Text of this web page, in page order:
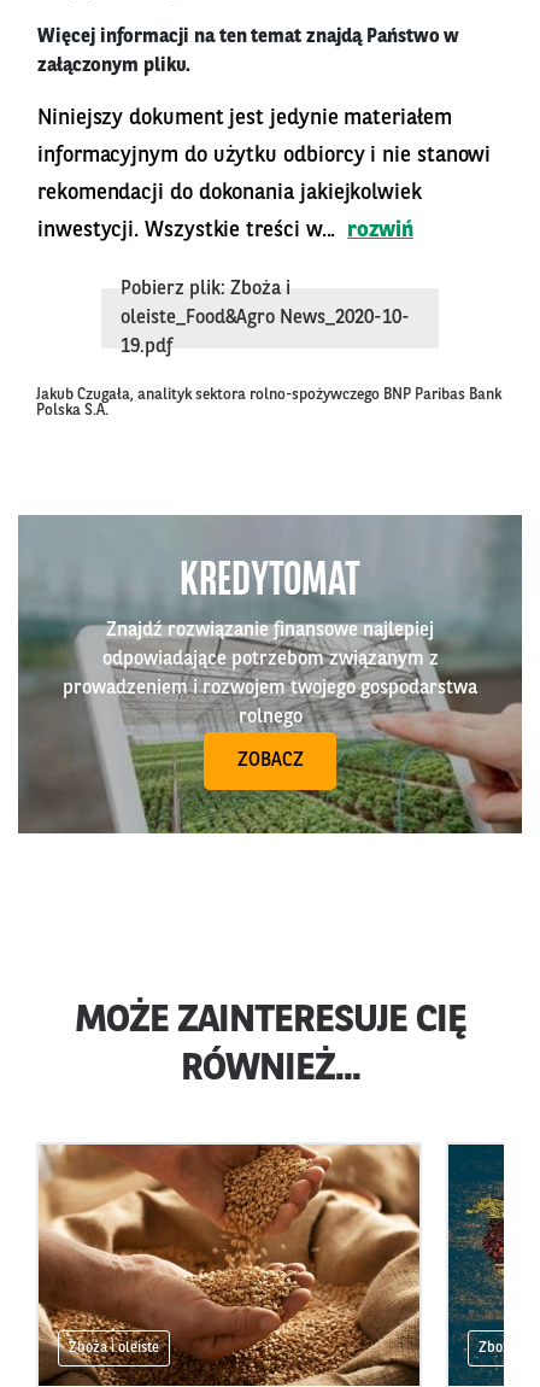
Więcej informacji na ten temat znajdą Państwo w
załączonym pliku.
Niniejszy dokument jest jedynie materiałem
informacyjnym do użytku odbiorcy i nie stanowi
rekomendacji do dokonania jakiejkolwiek
inwestycji. Wszystkie treści w...
rozwiń
Pobierz plik: Zboża i
oleiste_Food&Agro News_2020-10-
19.pdf
Jakub Czugała, analityk sektora rolno-spożywczego BNP Paribas Bank
Polska S.A.
KREDYTOMAT
Znajdź rozwiązanie finansowe najlepiej
odpowiadające potrzebom związanym z
prowadzeniem i rozwojem twojego gospodarstwa
rolnego
ZOBACZ
MOŻE ZAINTERESUJE CIĘ
RÓWNIEŻ...
Zboża i oleiste Zboża i